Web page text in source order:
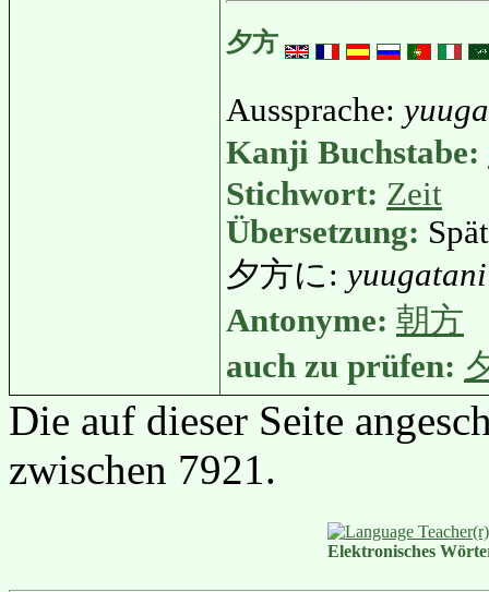
夕方
Aussprache:
Kanji Buchstabe:
Stichwort: Zeit
Übersetzung:
夕方に: yuugatani
Antonyme: 朝方
auch zu prüfen:
Die auf dieser Seite
zwischen 7921.
Elektronisches